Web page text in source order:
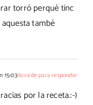
torró perquè tinc
també
15:03Accede para responder
por la receta.:-)